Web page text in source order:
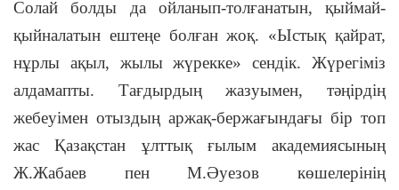
Солай болды да ойланып-толғанатын, қыймай-
қыйналатын ештеңе болған жоқ. «Ыстық қайрат,
нұрлы ақыл, жылы жүрекке» сендік. Жүрегіміз
алдамапты. Тағдырдың жазуымен, тәңірдің
жебеуімен отыздың аржақ-бержағындағы бір топ
жас Қазақстан ұлттық ғылым академиясының
Ж.Жабаев пен М.Әуезов көшелерінің